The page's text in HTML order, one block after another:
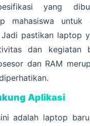
yang
mahasiswa untuk
pastikan laptop
dan kegiatan
dan RAM
Aplikasi
adalah laptop